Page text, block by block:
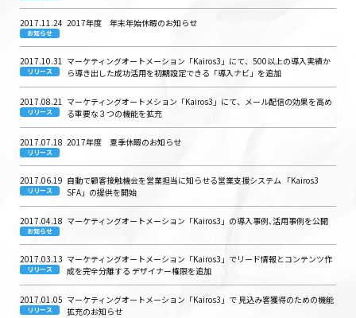
2017.11.24
お知らせ
2017年度 年末年始休暇のお知らせ
2017.10.31
リリース
マーケティングオートメーション「Kairos3」にて、500以上の導入実績か
ら導き出した成功活用を初期設定できる「導入ナビ」を追加
2017.08.21
リリース
マーケティングオートメション「Kairos3」にて、メール配信の効果を高め
る重要な３つの機能を拡充
2017.07.18
リリース
2017年度 夏季休暇のお知らせ
2017.06.19
リリース
自動で顧客接触機会を営業担当に知らせる営業支援システム 「Kairos3
SFA」の提供を開始
2017.04.18
お知らせ
マーケティングオートメーション「Kairos3」の導入事例､活用事例を公開
2017.03.13
リリース
マーケティングオートメーション「Kairos3」でリード情報とコンテンツ作
成を完全分離する デザイナー権限を追加
2017.01.05
リリース
マーケティングオートメーション「Kairos3」で 見込み客獲得のための機能
拡充のお知らせ